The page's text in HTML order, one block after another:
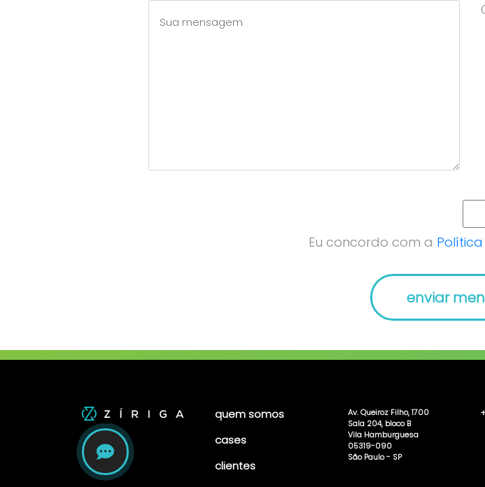
Eu concordo com a
quem somos
cases
clientes
Av. Queiroz Filho, 1700
Sala 204, bloco B
Vila Hamburguesa
05319-090
São Paulo - SP